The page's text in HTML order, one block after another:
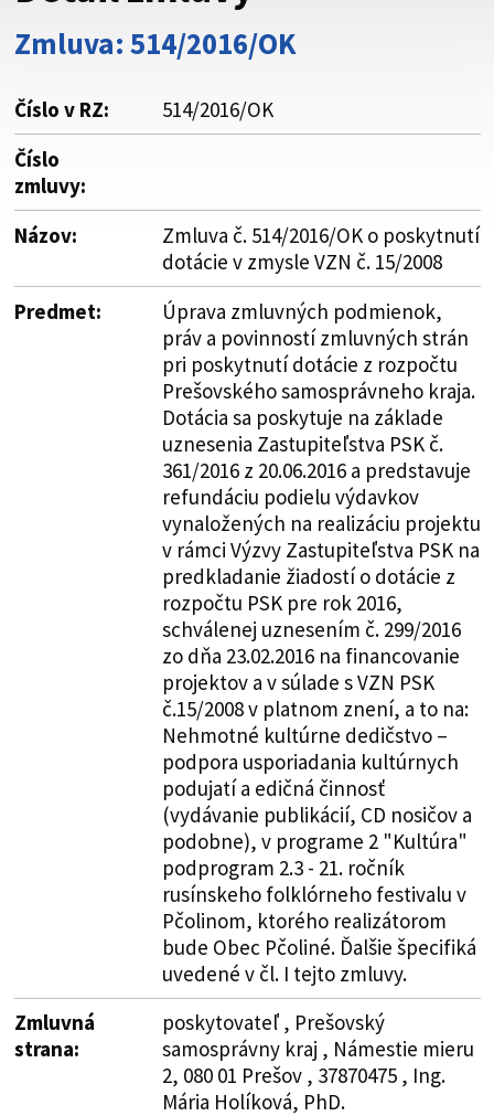
cez zabezpečenú webovú stránku. Zabezpečená stránka
vždy začína https:// pred názvom domény webového sídla.
Zmluva: 514/2016/OK
Číslo v RZ:
514/2016/OK
Číslo
zmluvy:
Názov:
Zmluva č. 514/2016/OK o poskytnutí
dotácie v zmysle VZN č. 15/2008
Predmet:
Úprava zmluvných podmienok,
práv a povinností zmluvných strán
pri poskytnutí dotácie z rozpočtu
Prešovského samosprávneho kraja.
Dotácia sa poskytuje na základe
uznesenia Zastupiteľstva PSK č.
361/2016 z 20.06.2016 a predstavuje
refundáciu podielu výdavkov
vynaložených na realizáciu projektu
v rámci Výzvy Zastupiteľstva PSK na
predkladanie žiadostí o dotácie z
rozpočtu PSK pre rok 2016,
schválenej uznesením č. 299/2016
zo dňa 23.02.2016 na financovanie
projektov a v súlade s VZN PSK
č.15/2008 v platnom znení, a to na:
Nehmotné kultúrne dedičstvo –
podpora usporiadania kultúrnych
podujatí a edičná činnosť
(vydávanie publikácií, CD nosičov a
podobne), v programe 2 "Kultúra"
podprogram 2.3 - 21. ročník
rusínskeho folklórneho festivalu v
Pčolinom, ktorého realizátorom
bude Obec Pčoliné. Ďalšie špecifiká
uvedené v čl. I tejto zmluvy.
Zmluvná
strana:
poskytovateľ , Prešovský
samosprávny kraj , Námestie mieru
2, 080 01 Prešov , 37870475 , Ing.
Mária Holíková, PhD.